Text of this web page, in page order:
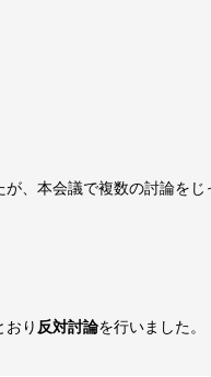
、本会議で複数の討論を
おり 反対討論を行いました。